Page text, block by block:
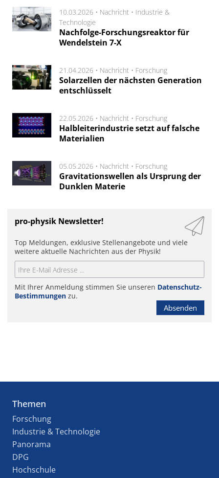
10.03.2026 • Nachricht • Industrie &
Technologie
Nachfolge-Forschungsreaktor für
Wendelstein 7-X
21.04.2026 • Nachricht • Forschung
Solarzellen der nächsten Generation
entschlüsselt
22.05.2026 • Nachricht • Forschung
Halbleiterindustrie setzt auf falsche
Materialien
05.05.2026 • Nachricht • Forschung
Gravitationswellen als Ursprung der
Dunklen Materie
pro-physik Newsletter!
Top Meldungen, exklusive Stellenangebote und viele
weitere aktuelle Nachrichten aus der Physik!
Mit Ihrer Anmeldung stimmen Sie unseren Datenschutz-
Bestimmungen zu.
Absenden
Themen
Forschung
Industrie & Technologie
Panorama
DPG
Hochschule